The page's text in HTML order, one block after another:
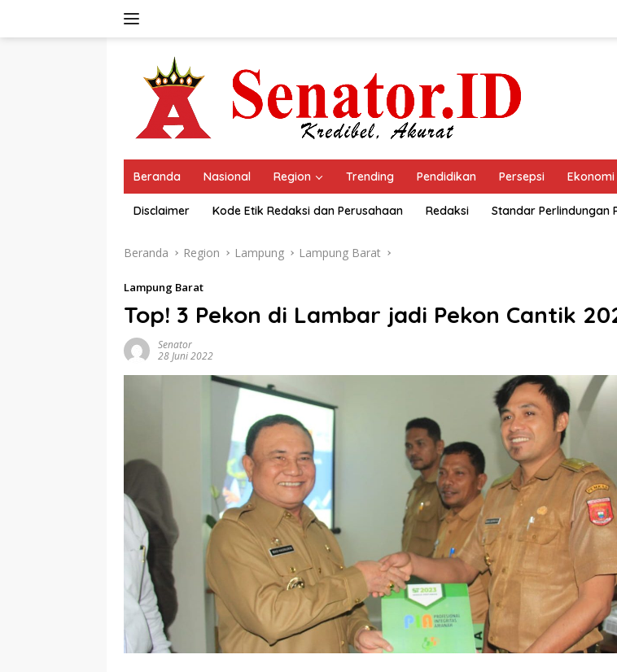
Beranda Nasional Region Trending Pendidikan Persepsi Ekonomi
Disclaimer Kode Etik Redaksi dan Perusahaan Redaksi Standar Perlindungan
Beranda Region Lampung Lampung Barat
Lampung Barat
Top! 3 Pekon di Lambar jadi Pekon Cantik
Senator
28 Juni 2022